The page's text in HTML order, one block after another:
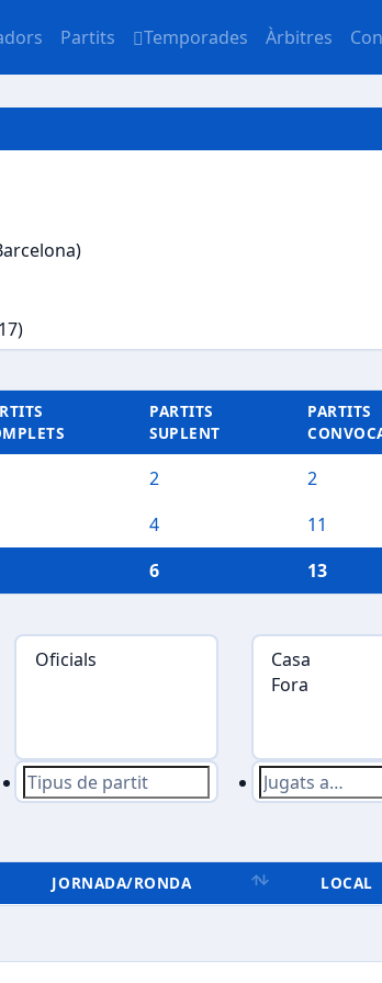
Partits Temporades Àrbitres
PARTITS
SUPLENT
PARTITS
2 2
4 11
6 13
JORNADA/RONDA LOCAL